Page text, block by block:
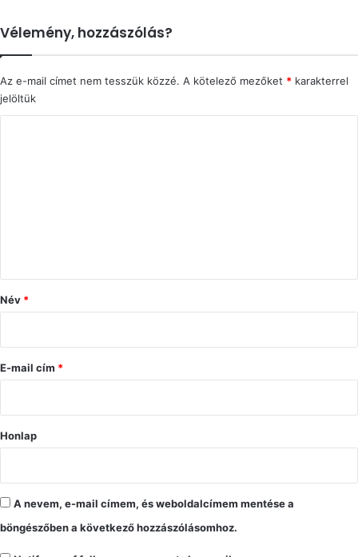
Vélemény, hozzászólás?
Az e-mail címet nem tesszük közzé. A kötelező mezőket * karakterrel
jelöltük
ó
s
Név *
E-mail cím *
Honlap
A nevem, e-mail címem, és weboldalcímem mentése a
böngészőben a következő hozzászólásomhoz.